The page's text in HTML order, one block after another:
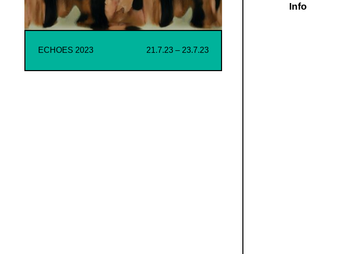
Info
ECHOES 2023 21.7.23 – 23.7.23